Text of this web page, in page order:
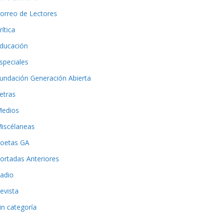
de Lectores
Generación Abierta
GA
Anteriores
categoría